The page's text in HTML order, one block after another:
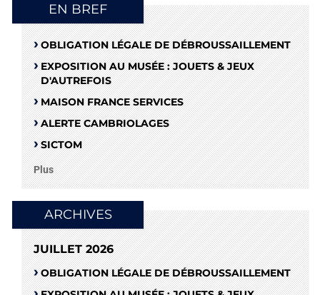
EN BREF
OBLIGATION LÉGALE DE DÉBROUSSAILLEMENT
EXPOSITION AU MUSÉE : JOUETS & JEUX
D'AUTREFOIS
MAISON FRANCE SERVICES
ALERTE CAMBRIOLAGES
SICTOM
Plus
ARCHIVES
JUILLET 2026
OBLIGATION LÉGALE DE DÉBROUSSAILLEMENT